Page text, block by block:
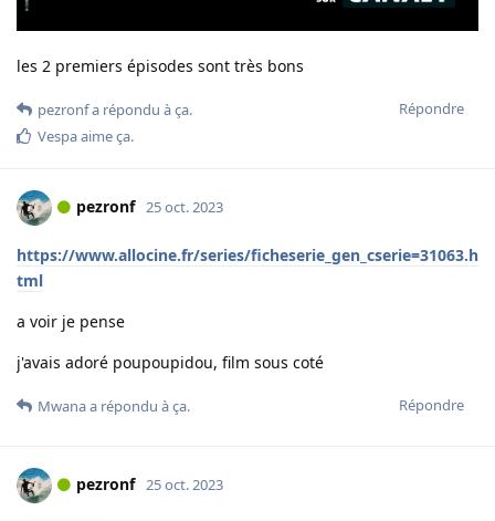
les 2 premiers épisodes sont très bons
Répondre
pezronfa répondu à ça.
Vespaaime ça.
pezronf 25 oct. 2023
https://www.allocine.fr/series/ficheserie_gen_cserie=31063.h
tml
a voir je pense
j'avais adoré poupoupidou, film sous coté
Répondre
Mwanaa répondu à ça.
pezronf 25 oct. 2023